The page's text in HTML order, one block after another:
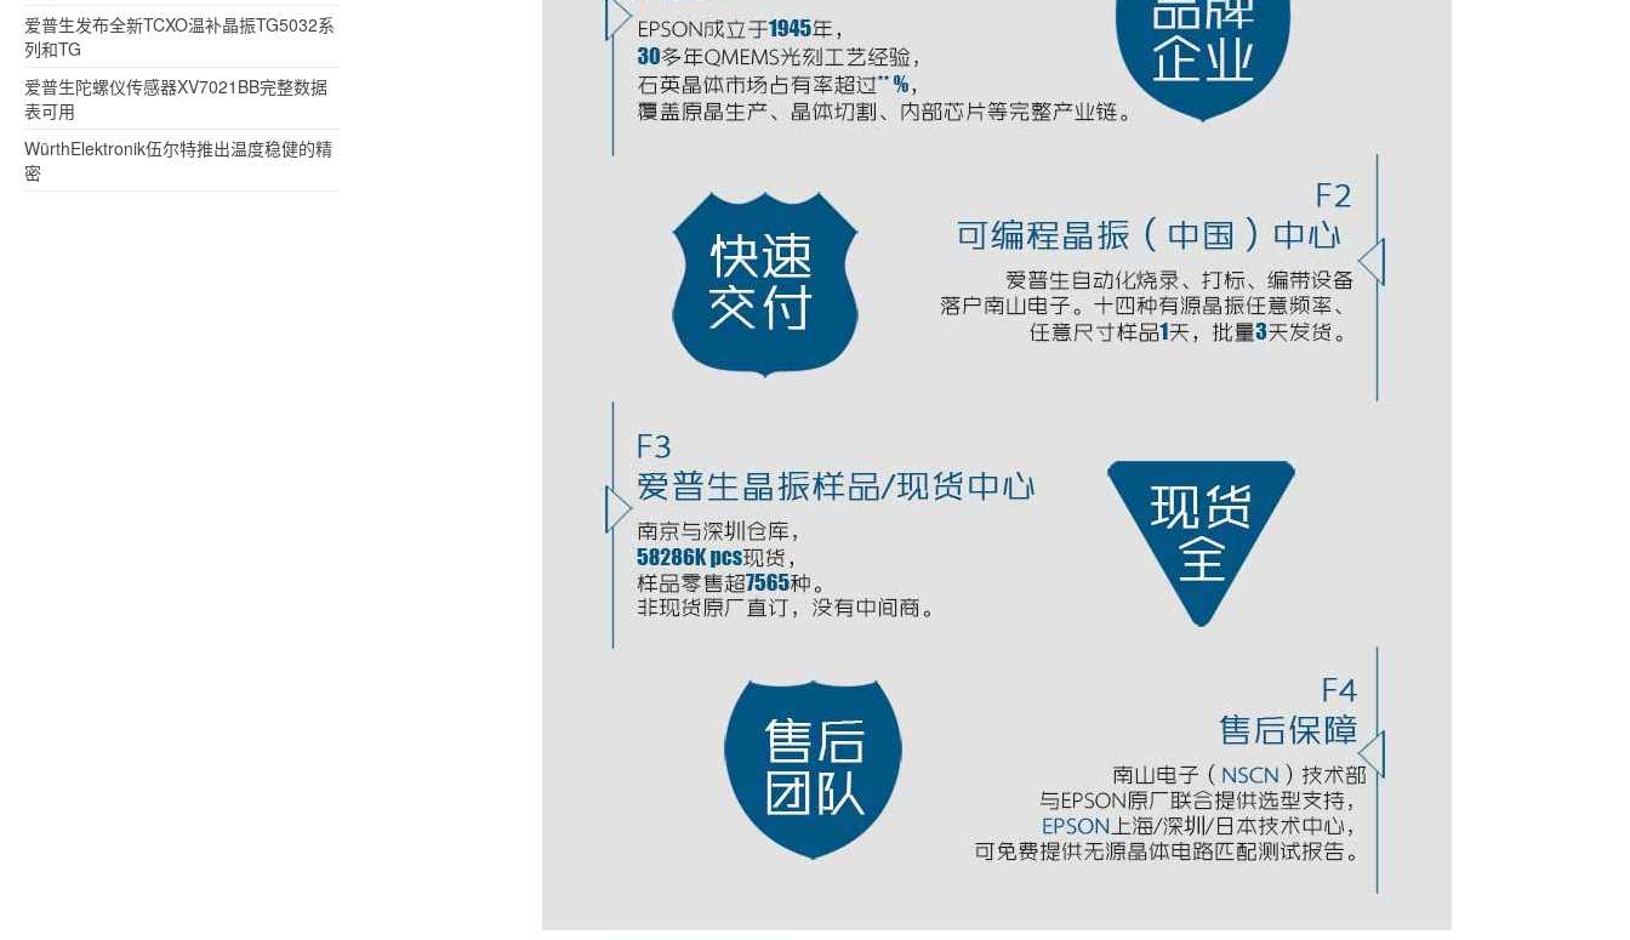
爱普生发布全新TCXO温补晶振TG5032系
列和TG
爱普生陀螺仪传感器XV7021BB完整数据
表可用
WürthElektronik伍尔特推出温度稳健的精
密